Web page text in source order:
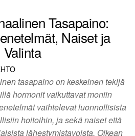
Tasapaino:
Naiset ja
tasapaino on keskeinen tekijä
hormonit vaikuttavat moniin
vaihtelevat luonnollisista
hoitoihin, ja sekä naiset että
lähestymistavoista. Oikean